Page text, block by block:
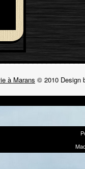
à Marans © 2010 Design